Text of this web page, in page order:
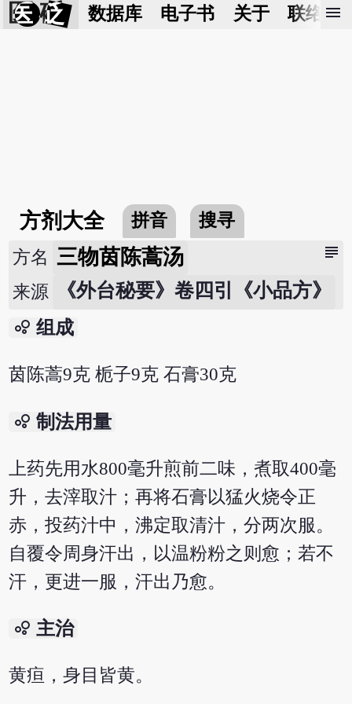
医 砭 数据库 电子书 关于 联络我
menu
方剂大全 拼音 搜寻
subject
方名 三物茵陈蒿汤
来源 《外台秘要》卷四引《小品方》
bubble_chart 组成
茵陈蒿9克 栀子9克 石膏30克
bubble_chart 制法用量
上药先用水800毫升煎前二味，煮取400毫
升，去滓取汁；再将石膏以猛火烧令正
赤，投药汁中，沸定取清汁，分两次服。
自覆令周身汗出，以温粉粉之则愈；若不
汗，更进一服，汗出乃愈。
bubble_chart 主治
黄疸，身目皆黄。